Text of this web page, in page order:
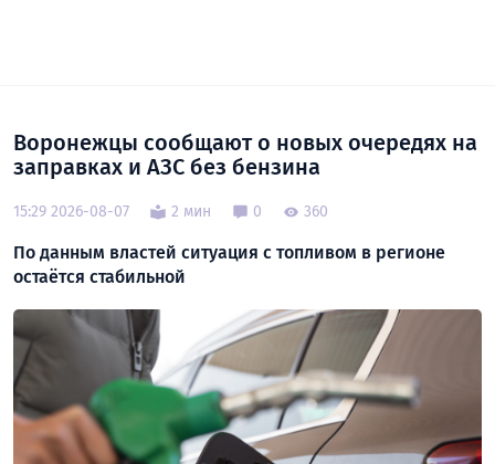
Воронежцы сообщают о новых очередях на
заправках и АЗС без бензина
15:29 2026-08-07 2 мин 0 360
По данным властей ситуация с топливом в регионе
остаётся стабильной